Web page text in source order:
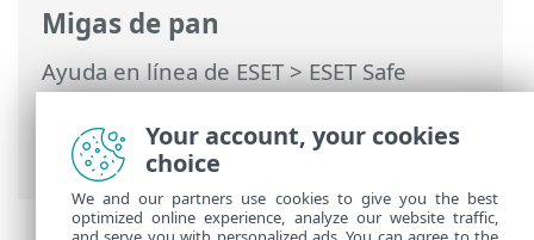
Migas de pan
Ayuda en línea de ESET>ESET Safe
Server>Trabajar con ESET Safe Server>
Exploración del dispositivo> Progreso de
la exploración
Your account, your cookies
choice
We and our partners use cookies to give you the best
optimized online experience, analyze our website traffic,